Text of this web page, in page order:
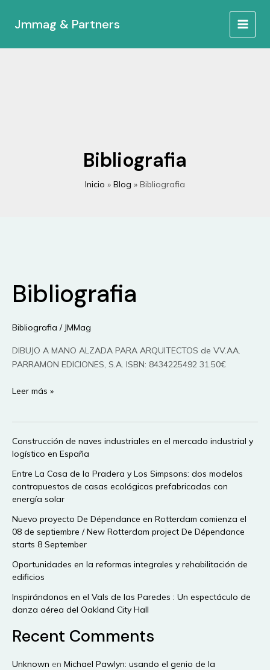
Jmmag & Partners
MAIN
Bibliografia
Inicio Blog Bibliografia
Bibliografia
Bibliografia / JMMag
DIBUJO A MANO ALZADA PARA ARQUITECTOS de VV.AA.
PARRAMON EDICIONES, S.A. ISBN: 8434225492 31.50€
Bibliografia
Leer más »
Construcción de naves industriales en el mercado industrial y
logístico en España
Entre La Casa de la Pradera y Los Simpsons: dos modelos
contrapuestos de casas ecológicas prefabricadas con
energía solar
Nuevo proyecto De Dépendance en Rotterdam comienza el
08 de septiembre / New Rotterdam project De Dépendance
starts 8 September
Oportunidades en la reformas integrales y rehabilitación de
edificios
Inspirándonos en el Vals de las Paredes : Un espectáculo de
danza aérea del Oakland City Hall
Recent Comments
Unknown en Michael Pawlyn: usando el genio de la